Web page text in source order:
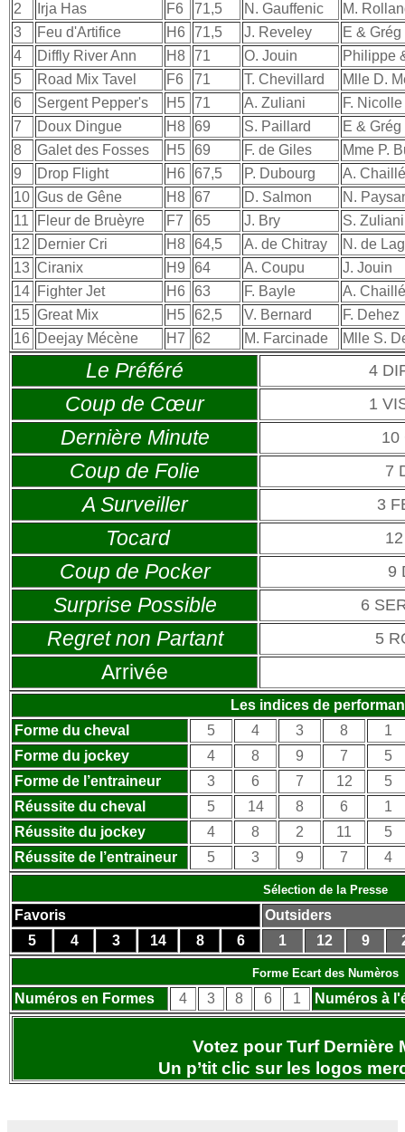
2
Irja Has F6 71,5 N. Gauffenic
M.
3
Feu d'Artifice H6 71,5 J. Reveley
E &
4
Diffly River Ann H8 71 O. Jouin
Philippe
5
Road Mix Tavel F6 71 T. Chevillard
Mlle D.
6
Sergent Pepper's H5 71 A. Zuliani
F. Nicolle
7
Doux Dingue H8 69 S. Paillard
E &
8
Galet des Fosses H5 69 F. de Giles
Mme P.
9
Drop Flight H6 67,5 P. Dubourg
A.
10 Gus de Gêne H8 67 D. Salmon
N.
11
Fleur de Bruèyre F7 65 J. Bry
S. Zuliani
12
Dernier Cri H8 64,5 A. de Chitray
N. de
13 Ciranix H9 64 A. Coupu
J. Jouin
14 Fighter Jet H6 63 F. Bayle
A.
15 Great Mix H5 62,5 V. Bernard
F. Dehez
16
Deejay Mécène H7 62 M. Farcinade Mlle S.
Le Préféré 4
Coup de Cœur 1
Dernière Minute 10
Coup de Folie 7
A Surveiller 3
Tocard
Coup de Pocker 9
Surprise Possible 6
Regret non Partant 5
Arrivée
Les indices de
Forme du cheval
5 4 3 8
1
Forme du jockey
4 8 9 7
5
Forme de l’entraineur
3 6 7 12
5
Réussite du cheval
5 14 8 6
1
Réussite du jockey
4 8 2 11
5
Réussite de l’entraineur
5 3 9 7 4
Sélection de la Presse
Favoris
Outsiders
5
4 3 14 8 6 1 12 9
Forme Ecart des Numèros
Numéros en Formes 4 3 8 6 1 Numéros à
Votez pour Turf Dernière
Un p’tit clic sur les logos